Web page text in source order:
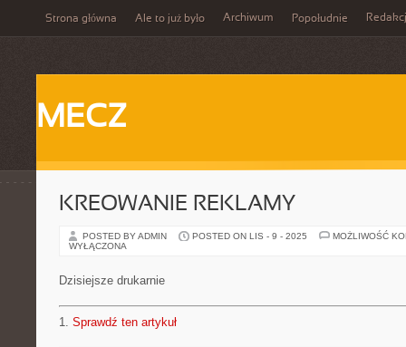
Strona główna Ale to już było Archiwum Popołudnie
MECZ
KREOWANIE REKLAMY
POSTED BY ADMIN POSTED ON LIS - 9 - 2025
MOŻLIWOŚĆ
WYŁĄCZONA
Dzisiejsze drukarnie
1. Sprawdź ten artykuł